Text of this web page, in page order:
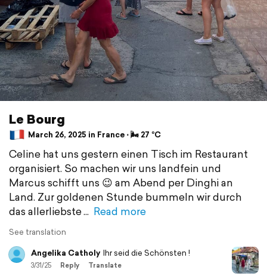
Le Bourg
March 26, 2025 in France ⋅ 🌬 27 °C
Celine hat uns gestern einen Tisch im Restaurant
organisiert. So machen wir uns landfein und
Marcus schifft uns 😉 am Abend per Dinghi an
Land. Zur goldenen Stunde bummeln wir durch
das allerliebste
Read more
See translation
Angelika Catholy Ihr seid die Schönsten !
3/31/25 Reply Translate